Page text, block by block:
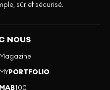
sûr et sécurisé.
NOUS
Magazine
MYPORTFOLIO
MAB100